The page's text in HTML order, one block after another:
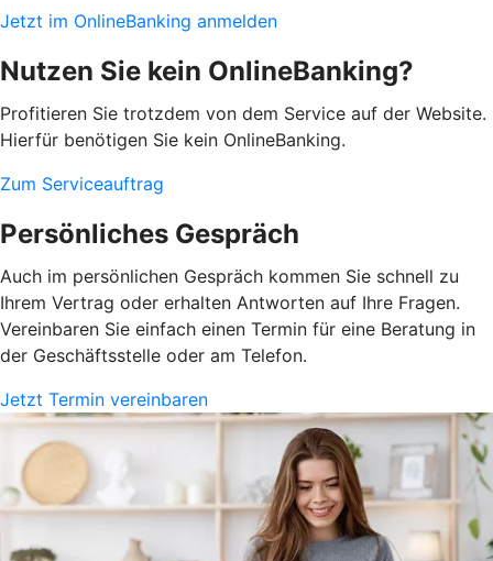
Jetzt im OnlineBanking anmelden
Nutzen Sie kein OnlineBanking?
Profitieren Sie trotzdem von dem Service auf der Website.
Hierfür benötigen Sie kein OnlineBanking.
Zum Serviceauftrag
Persönliches Gespräch
Auch im persönlichen Gespräch kommen Sie schnell zu
Ihrem Vertrag oder erhalten Antworten auf Ihre Fragen.
Vereinbaren Sie einfach einen Termin für eine Beratung in
der Geschäftsstelle oder am Telefon.
Jetzt Termin vereinbaren